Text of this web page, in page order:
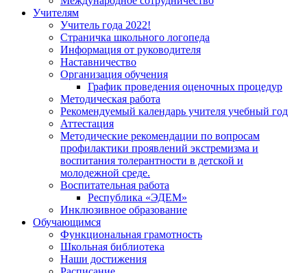
Учителям
Учитель года 2022!
Страничка школьного логопеда
Информация от руководителя
Наставничество
Организация обучения
График проведения оценочных процедур
Методическая работа
Рекомендуемый календарь учителя учебный год
Аттестация
Методические рекомендации по вопросам
профилактики проявлений экстремизма и
воспитания толерантности в детской и
молодежной среде.
Воспитательная работа
Республика «ЭДЕМ»
Инклюзивное образование
Обучающимся
Функциональная грамотность
Школьная библиотека
Наши достижения